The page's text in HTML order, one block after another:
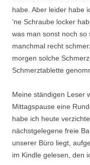
habe. Aber leider habe
’ne Schraube locker
was man sonst noch so
manchmal recht
morgen solche
Schmerztablette
Meine ständigen Leser
Mittagspause eine
habe ich heute
nächstgelegene freie
unserer Büro liegt,
im Kindle gelesen, den